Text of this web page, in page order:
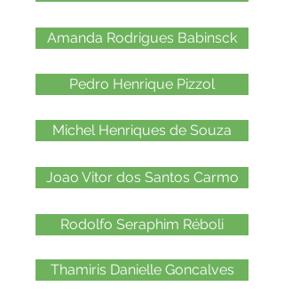
Amanda Rodrigues Babinsck
Pedro Henrique Pizzol
Michel Henriques de Souza
Joao Vitor dos Santos Carmo
Rodolfo Seraphim Réboli
Thamiris Danielle Goncalves